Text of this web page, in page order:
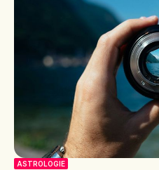
ASTROLOGIE